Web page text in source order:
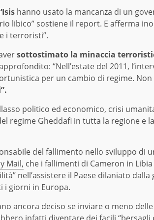
‘Isis hanno usato la mancanza di un
libico” sostiene il report. E afferma
i terroristi”.
sottostimato la minaccia
“Nell’estate del 2011,
per un cambio di regime. Non
politico ed economico, crisi
regime Gheddafi in tutta la regione e la
del fallimento nello sviluppo di
Mail, che i fallimenti di Cameron in
nell’assistere il Paese dilaniato
i giorni in Europa.
ancora deciso se inviare o meno delle